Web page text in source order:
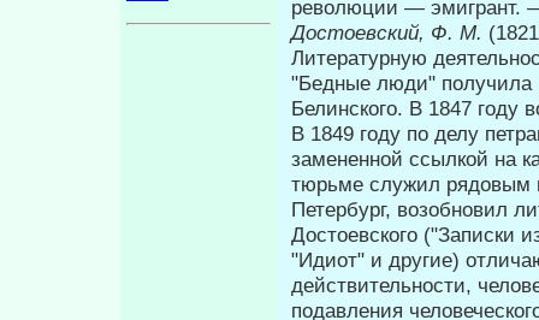
революции — эмигрант.
Достоевский, Ф. М.
Литературную
"Бедные люди" получила
Белинского. В 1847
В 1849 году по делу
замененной ссылкой на
тюрьме служил рядовым
Петербург, возобновил
Достоевского ("Записки
"Идиот" и другие)
действительности,
подавления